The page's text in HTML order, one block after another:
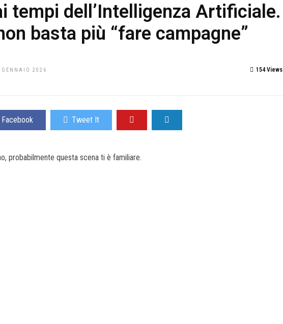
tempi dell’Intelligenza Artificiale.
basta più “fare campagne”
GENNAIO 2026 154 Views
Facebook Tweet It
probabilmente questa scena ti è familiare.